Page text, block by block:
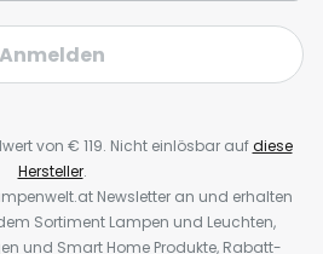
Anmelden
von € 119. Nicht einlösbar aufdiese
Hersteller.
Newsletter an und erhalten
Sortiment Lampen und Leuchten,
und Smart Home Produkte, Rabatt-